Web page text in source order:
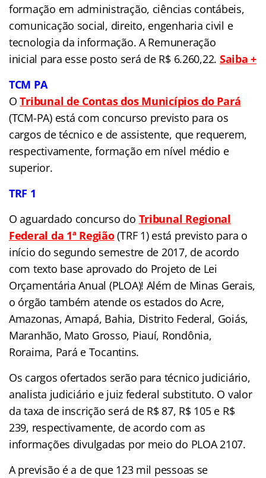
formação em administração, ciências contábeis,
comunicação social, direito, engenharia civil e
tecnologia da informação. A Remuneração
inicial para esse posto será de R$ 6.260,22. Saiba +
TCM PA
OTribunal de Contas dos Municípios do Pará
(TCM-PA) está com concurso previsto para os
cargos de técnico e de assistente, que requerem,
respectivamente, formação em nível médio e
superior.
TRF 1
O aguardado concurso do Tribunal Regional
Federal da 1ª Região(TRF 1) está previsto para o
início do segundo semestre de 2017, de acordo
com texto base aprovado do Projeto de Lei
Orçamentária Anual (PLOA)! Além de Minas Gerais,
o órgão também atende os estados do Acre,
Amazonas, Amapá, Bahia, Distrito Federal, Goiás,
Maranhão, Mato Grosso, Piauí, Rondônia,
Roraima, Pará e Tocantins.
Os cargos ofertados serão para técnico judiciário,
analista judiciário e juiz federal substituto. O valor
da taxa de inscrição será de R$ 87, R$ 105 e R$
239, respectivamente, de acordo com as
informações divulgadas por meio do PLOA 2107.
A previsão é a de que 123 mil pessoas se